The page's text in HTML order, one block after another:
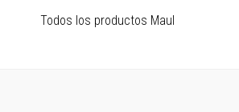
Todos los productos Maul